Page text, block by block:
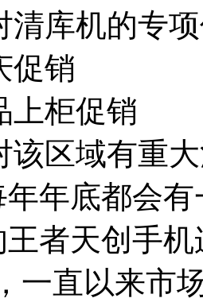
库机的专项
销
柜促销
域有重大
年底都会
者天创手
一直以来市